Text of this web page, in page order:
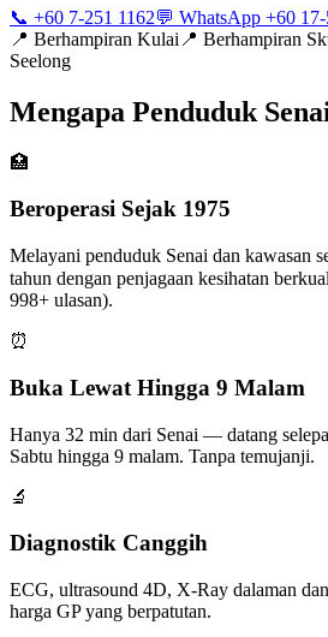
📞 +60 7-251 1162💬 WhatsApp +60
📍 Berhampiran Kulai 📍 Berhampiran
Seelong
Mengapa Penduduk
🏥
Beroperasi Sejak 1975
Melayani penduduk Senai dan kawasan
tahun dengan penjagaan kesihatan
998+ ulasan).
⏰
Buka Lewat Hingga 9 Malam
Hanya 32 min dari Senai — datang
Sabtu hingga 9 malam. Tanpa temujanji.
🔬
Diagnostik Canggih
ECG, ultrasound 4D, X-Ray dalaman
harga GP yang berpatutan.